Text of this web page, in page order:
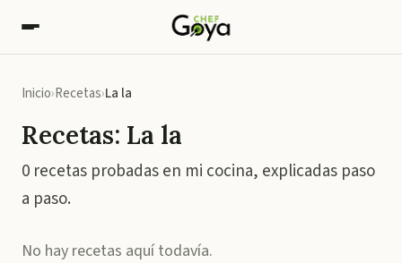
Inicio Recetas La la
Recetas: La la
0 recetas probadas en mi cocina, explicadas paso
a paso.
No hay recetas aquí todavía.